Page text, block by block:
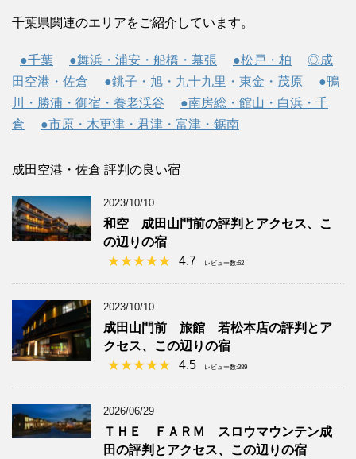
千葉県関連のエリアをご紹介しています。
●千葉 ●舞浜・浦安・船橋・幕張 ●松戸・柏
◎成
田空港・佐倉
●銚子・旭・九十九里・東金・茂原
●鴨
川・勝浦・御宿・養老渓谷
●南房総・館山・白浜・千
倉
●市原・木更津・君津・富津・鋸南
成田空港・佐倉 評判の良い宿
2023/10/10
和空 成田山門前の評判とアクセス、こ
の辺りの宿
4.7
レビュー数:62
2023/10/10
成田山門前 旅館 若松本店の評判とア
クセス、この辺りの宿
4.5
レビュー数:389
2026/06/29
ＴＨＥ ＦＡＲＭ スロウマウンテン成
田の評判とアクセス、この辺りの宿